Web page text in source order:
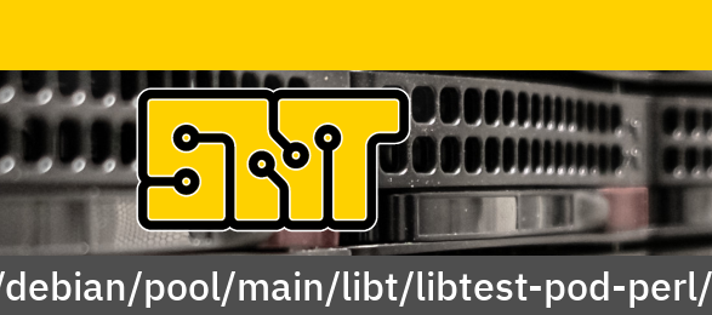
pool/main/libt/libtest-pod-perl/